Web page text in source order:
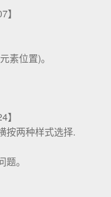
素位置)。
按两种样式选择.
。